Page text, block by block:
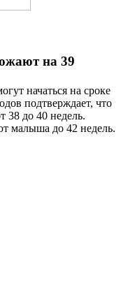
на 39
начаться на сроке
подтверждает, что
38 до 40 недель.
малыша до 42 недель.